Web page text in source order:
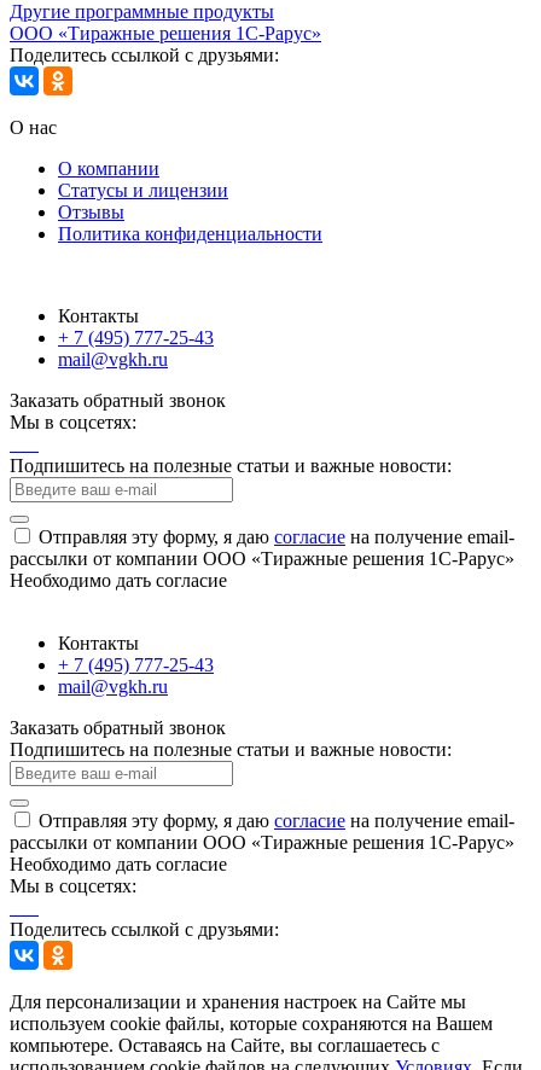
Другие программные продукты
ООО «Тиражные решения 1С-Рарус»
Поделитесь ссылкой с друзьями:
О нас
О компании
Статусы и лицензии
Отзывы
Политика конфиденциальности
Контакты
+ 7 (495) 777-25-43
mail@vgkh.ru
Заказать обратный звонок
Мы в соцсетях:
Подпишитесь на полезные статьи и важные новости:
Отправляя эту форму, я даю согласие на получение email-
рассылки от компании ООО «Тиражные решения 1С-Рарус»
Необходимо дать согласие
Контакты
+ 7 (495) 777-25-43
mail@vgkh.ru
Заказать обратный звонок
Подпишитесь на полезные статьи и важные новости:
Отправляя эту форму, я даю согласие на получение email-
рассылки от компании ООО «Тиражные решения 1С-Рарус»
Необходимо дать согласие
Мы в соцсетях:
Поделитесь ссылкой с друзьями:
Для персонализации и хранения настроек на Сайте мы
используем cookie файлы, которые сохраняются на Вашем
компьютере. Оставаясь на Сайте, вы соглашаетесь с